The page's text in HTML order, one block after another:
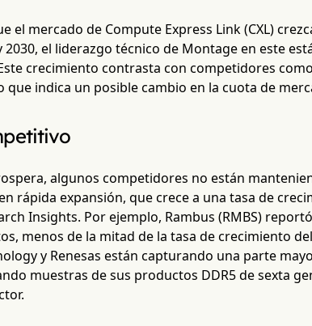
el mercado de Compute Express Link (CXL)
2030, el liderazgo técnico de Montage en este
crecimiento contrasta con competidores
que indica un posible cambio en la cuota de
algunos competidores no están
rápida expansión, que crece a una tasa de
Insights. Por ejemplo, Rambus (RMBS)
menos de la mitad de la tasa de crecimiento
y Renesas están capturando una parte
muestras de sus productos DDR5 de sexta